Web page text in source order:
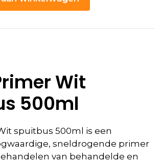
Wit
500ml
spuitbus 500ml is een
sneldrogende primer
van behandelde en